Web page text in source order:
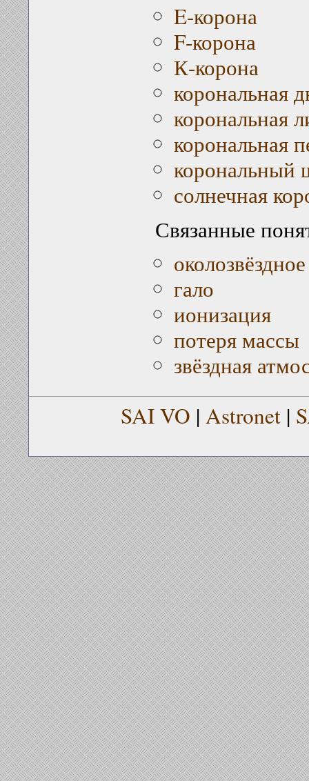
E-корона
F-корона
К-корона
корональная
корональная
корональная
корональный
солнечная
Связанные
гало
ионизация
потеря массы
звёздная
SAI VO | Astronet |